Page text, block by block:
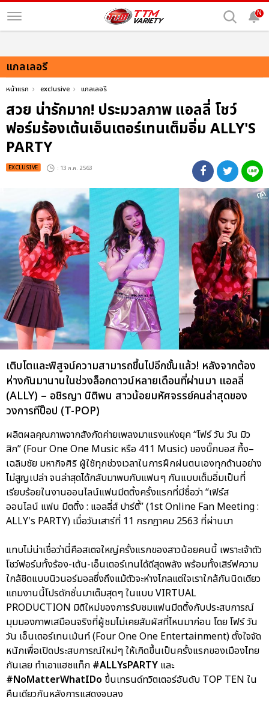
N
แกลเลอรี
หน้าแรก exclusive แกลเลอรี
สวย น่ารักมาก! ประมวลภาพ แอลลี่ โชว์
ฟอร์มร้องเต้นเอ็นเตอร์เทนเต็มอิ่ม ALLY'S
PARTY
EXCLUSIVE : 13 ก.ค. 2563
เติบโตและพิสูจน์ความสามารถขึ้นไปอีกขั้นแล้ว! หลังจากต้อง
ห่างกันมานานในช่วงล็อกดาวน์หลายเดือนที่ผ่านมา แอลลี่
(ALLY) – อชิรญา นิติพน สาวน้อยมหัศจรรย์คนล่าสุดของ
วงการทีป็อป (T-POP)
ผลิตผลคุณภาพจากสังกัดค่ายเพลงมาแรงแห่งยุค “โฟร์ วัน วัน มิว
สิก” (Four One One Music หรือ 411 Music) ของบิ๊กบอส กึ้ง–
เฉลิมชัย มหากิจศิริ ผู้ใช้ทุกช่วงเวลาในการฝึกฝนตนเองทุกด้านอย่าง
ไม่สูญเปล่า จนล่าสุดได้กลับมาพบกับแฟนๆ กันแบบเต็มอิ่มเป็นที่
เรียบร้อยในงานออนไลน์แฟนมีตติ้งครั้งแรกที่มีชื่อว่า “เฟิร์ส
ออนไลน์ แฟน มีตติ้ง : แอลลี่ส์ ปาร์ตี้” (1st Online Fan Meeting :
ALLY's PARTY) เมื่อวันเสาร์ที่ 11 กรกฎาคม 2563 ที่ผ่านมา
แทบไม่น่าเชื่อว่านี่คือสเตจใหญ่ครั้งแรกของสาวน้อยคนนี้ เพราะเจ้าตัว
โชว์ฟอร์มทั้งร้อง-เต้น-เอ็นเตอร์เทนได้ดีสุดพลัง พร้อมทั้งเสิร์ฟความ
ใกล้ชิดแบบนิวนอร์มอลซึ่งถึงแม้ตัวจะห่างไกลแต่ใจเราใกล้กันนิดเดียว
แถมงานนี้โปรดักชั่นมาเต็มสุดๆ ในแบบ VIRTUAL
PRODUCTION มิติใหม่ของการรับชมแฟนมีตติ้งกับประสบการณ์
มุมมองภาพเสมือนจริงที่ผู้ชมไม่เคยสัมผัสที่ไหนมาก่อน โดย โฟร์ วัน
วัน เอ็นเตอร์เทนเม้นท์ (Four One One Entertainment) ตั้งใจจัด
หนักเพื่อเปิดประสบการณ์ใหม่ๆ ให้เกิดขึ้นเป็นครั้งแรกของเมืองไทย
กันเลย ทำเอาแฮชแท็ก #ALLYsPARTY และ
#NoMatterWhatIDo ขึ้นเทรนด์ทวิตเตอร์อันดับ TOP TEN ใน
คืนเดียวกันหลังการแสดงจบลง